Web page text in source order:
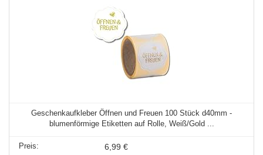
Geschenkaufkleber Öffnen und Freuen 100 Stück d40mm -
blumenförmige Etiketten auf Rolle, Weiß/Gold ...
6,99 €